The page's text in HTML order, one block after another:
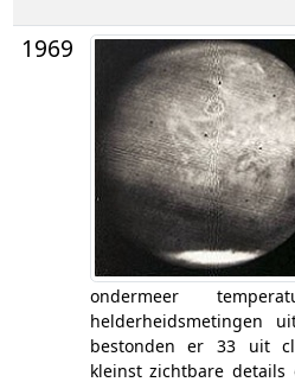
1969
ondermeer
helderheidsmetingen
bestonden er 33 uit
kleinst zichtbare